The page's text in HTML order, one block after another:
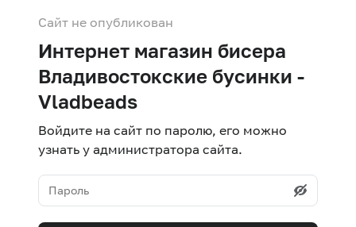
Сайт не опубликован
Интернет магазин бисера
Владивостокские бусинки -
Vladbeads
Войдите на сайт по паролю, его можно
узнать у администратора сайта.